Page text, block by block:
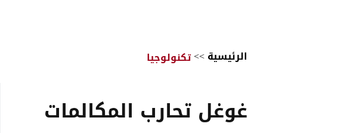
الرئيسية>>تكنولوجيا
غوغل تحارب المكالمات